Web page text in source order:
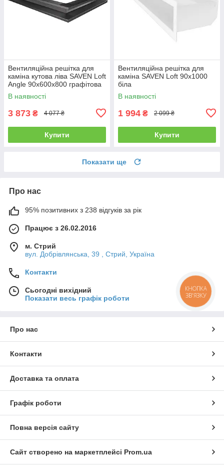
Вентиляційна решітка для
каміна кутова ліва SAVEN Loft
Angle 90х600х800 графітова
В наявності
3 873 ₴ 4 077 ₴
Купити
Вентиляційна решітка для
каміна SAVEN Loft 90х1000
біла
В наявності
1 994 ₴ 2 099 ₴
Купити
Показати ще
Про нас
95% позитивних з 238 відгуків за рік
Працює з 26.02.2016
м. Стрий
вул. Добрівлянська, 39 , Стрий, Україна
Контакти
Сьогодні вихідний
Показати весь графік роботи
Про нас
Контакти
Доставка та оплата
Графік роботи
Повна версія сайту
Сайт створено на маркетплейсі Prom.ua
КНОПКА
ЗВ'ЯЗКУ